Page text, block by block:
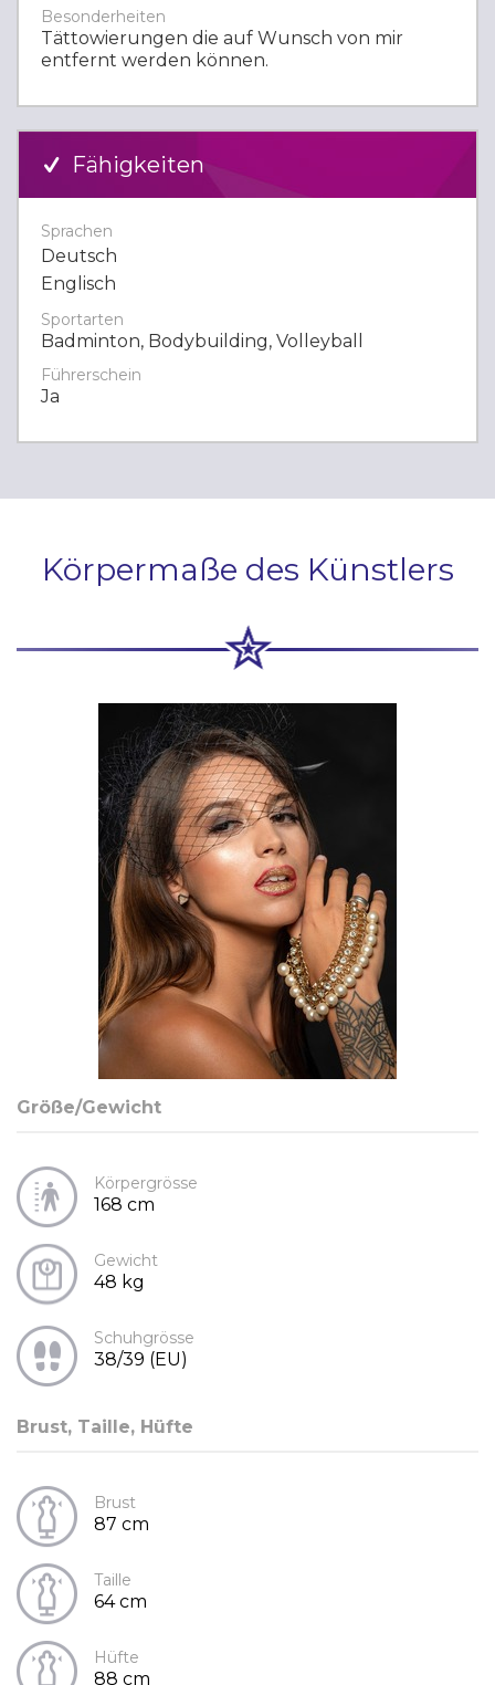
Besonderheiten
Tättowierungen die auf Wunsch von mir
entfernt werden können.
Fähigkeiten
Sprachen
Deutsch
Englisch
Sportarten
Badminton, Bodybuilding, Volleyball
Führerschein
Ja
Körpermaße des Künstlers
Größe/Gewicht
Körpergrösse
168 cm
Gewicht
48 kg
Schuhgrösse
38/39 (EU)
Brust, Taille, Hüfte
Brust
87 cm
Taille
64 cm
Hüfte
88 cm